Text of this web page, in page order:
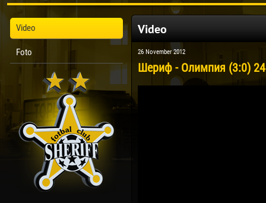
Video
Foto
Video
26 November 2012
Шериф - Олимпия (3:0)